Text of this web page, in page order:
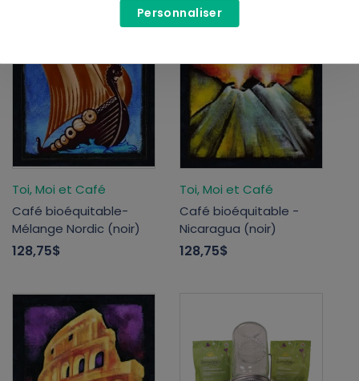
Toi, Moi et Café
Café bioéquitable-
Mélange Nordic (noir)
128,75$
Toi, Moi et Café
Café bioéquitable -
Nicaragua (noir)
128,75$
Personnaliser